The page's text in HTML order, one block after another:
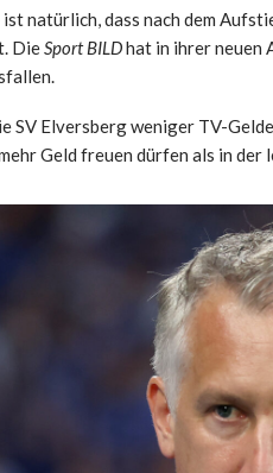
natürlich, dass nach dem
DieSport BILDhat in ihrer neuen
SV Elversberg weniger TV-
Geld freuen dürfen als in der